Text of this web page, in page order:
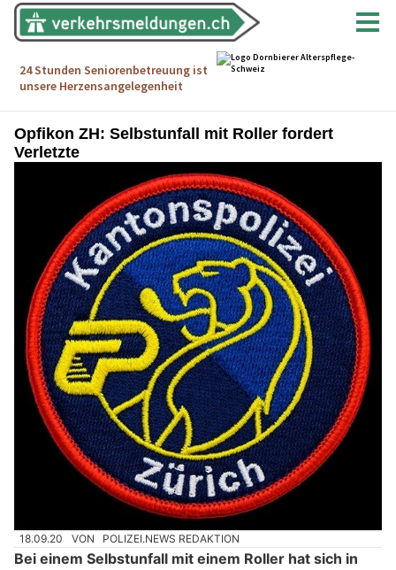
Opfikon ZH: Selbstunfall mit Roller fordert
Verletzte
18.09.20 VON POLIZEI.NEWS REDAKTION
Bei einem Selbstunfall mit einem Roller hat sich in